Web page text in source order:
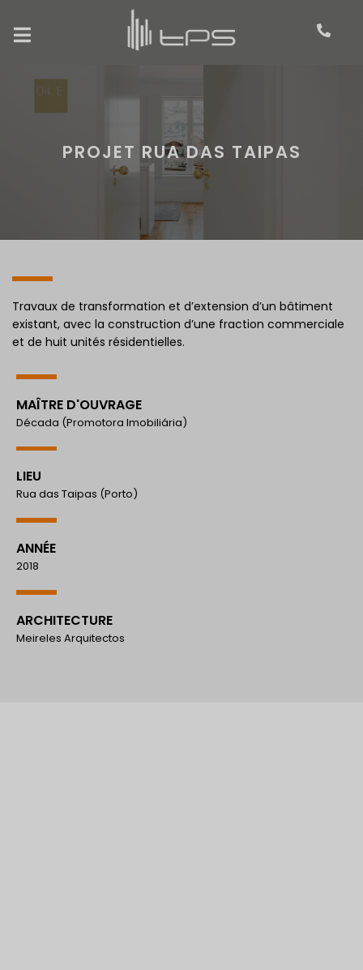
PROJET RUA DAS TAIPAS
Travaux de transformation et d’extension d’un bâtiment
existant, avec la construction d’une fraction commerciale
et de huit unités résidentielles.
MAÎTRE D'OUVRAGE
Década (Promotora Imobiliária)
LIEU
Rua das Taipas (Porto)
ANNÉE
2018
ARCHITECTURE
Meireles Arquitectos